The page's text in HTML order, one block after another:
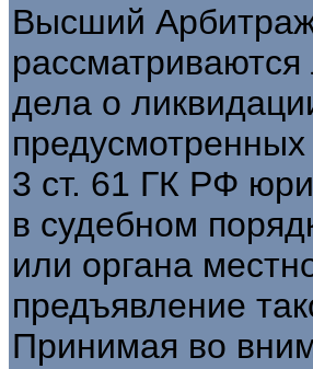
Высший
дела о
3 ст. 61 ГК РФ
в судебном
или органа
предъявление
Принимая во